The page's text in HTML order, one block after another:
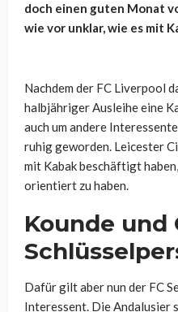
doch einen guten Monat
wie vor unklar, wie es mit
Nachdem der FC Liverpool
halbjähriger Ausleihe eine
auch um andere
ruhig geworden. Leicester
mit Kabak beschäftigt
orientiert zu haben.
Kounde und
Dafür gilt aber nun der FC
Interessent. Die Andalusier